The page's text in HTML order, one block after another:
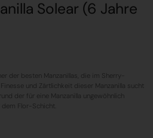
Solear (6 Jahre
der besten Manzanillas, die im Sherry-
und Zärtlichkeit dieser Manzanilla sucht
der für eine Manzanilla ungewöhnlich
dem Flor-Schicht.